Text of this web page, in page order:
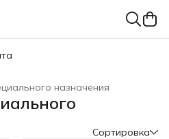
назначения
Сортировка